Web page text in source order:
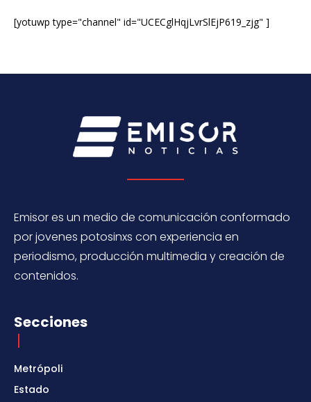
[yotuwp type="channel" id="UCECglHqjLvrSlEjP619_zjg" ]
Emisor es un medio de comunicación conformado
por jovenes potosinxs con experiencia en
periodismo, producción multimedia y creación de
contenidos.
Secciones
Metrópoli
Estado